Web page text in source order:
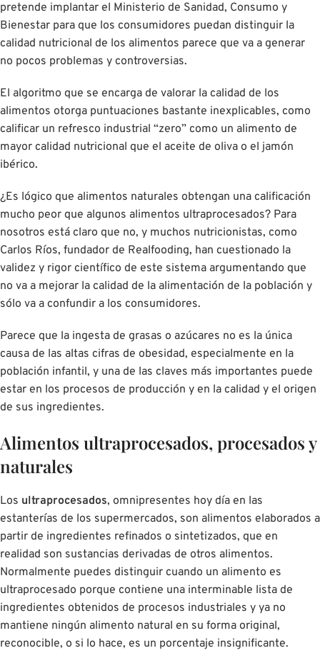
pretende implantar el Ministerio de Sanidad, Consumo y
Bienestar para que los consumidores puedan distinguir la
calidad nutricional de los alimentos parece que va a generar
no pocos problemas y controversias.
El algoritmo que se encarga de valorar la calidad de los
alimentos otorga puntuaciones bastante inexplicables, como
calificar un refresco industrial “zero” como un alimento de
mayor calidad nutricional que el aceite de oliva o el jamón
ibérico.
¿Es lógico que alimentos naturales obtengan una calificación
mucho peor que algunos alimentos ultraprocesados? Para
nosotros está claro que no, y muchos nutricionistas, como
Carlos Ríos, fundador de Realfooding, han cuestionado la
validez y rigor científico de este sistema argumentando que
no va a mejorar la calidad de la alimentación de la población y
sólo va a confundir a los consumidores.
Parece que la ingesta de grasas o azúcares no es la única
causa de las altas cifras de obesidad, especialmente en la
población infantil, y una de las claves más importantes puede
estar en los procesos de producción y en la calidad y el origen
de sus ingredientes.
Alimentos ultraprocesados, procesados y
naturales
Los ultraprocesados, omnipresentes hoy día en las
estanterías de los supermercados, son alimentos elaborados a
partir de ingredientes refinados o sintetizados, que en
realidad son sustancias derivadas de otros alimentos.
Normalmente puedes distinguir cuando un alimento es
ultraprocesado porque contiene una interminable lista de
ingredientes obtenidos de procesos industriales y ya no
mantiene ningún alimento natural en su forma original,
reconocible, o si lo hace, es un porcentaje insignificante.